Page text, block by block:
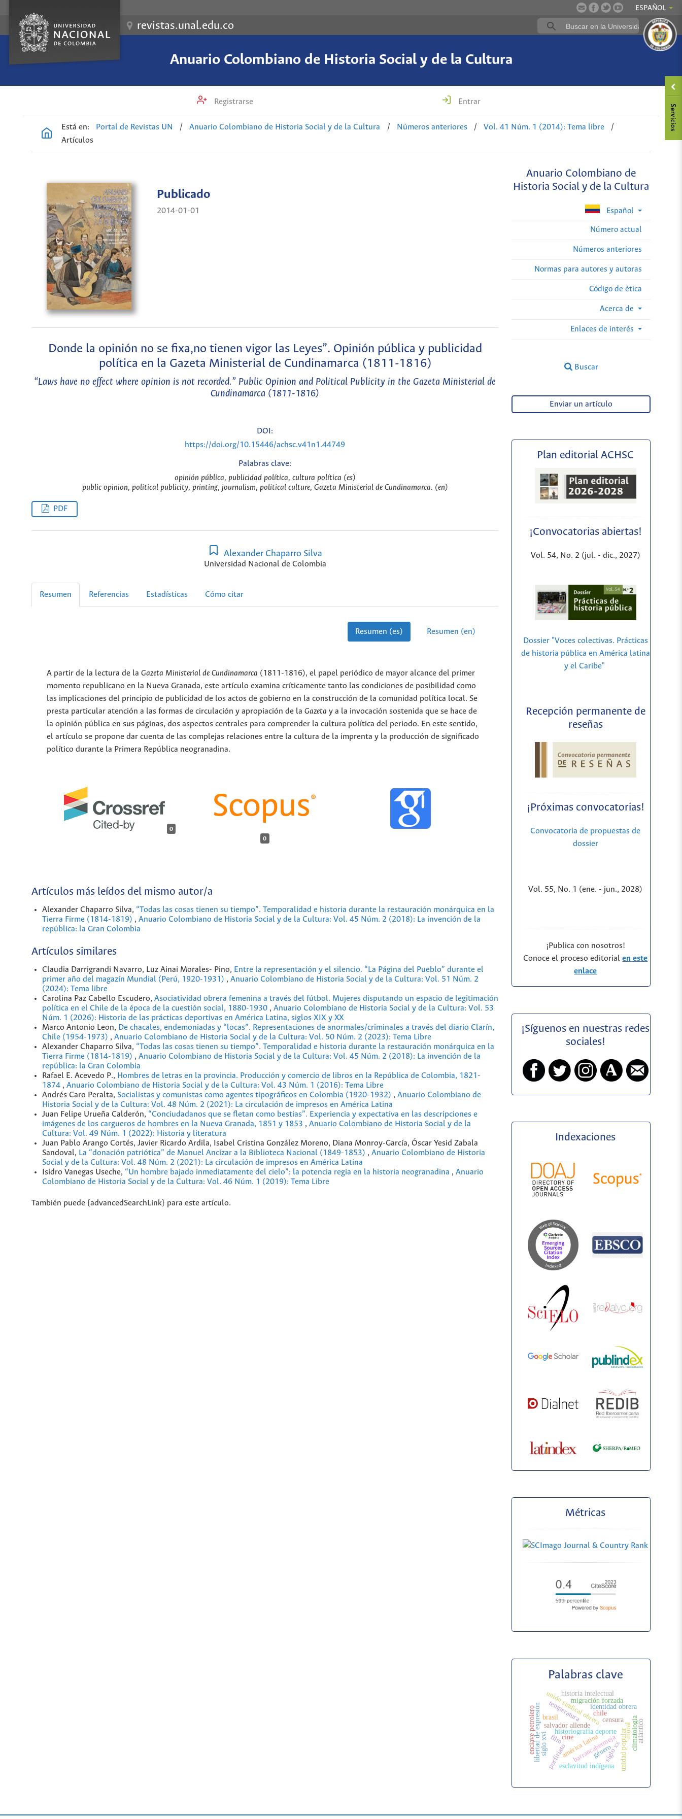
ESPAÑOL
revistas.unal.edu.co
Anuario Colombiano de Historia Social y de la Cultura
Registrarse Entrar
Está en: Portal de Revistas UN / Anuario Colombiano de Historia Social y de la Cultura / Números anteriores / Vol. 41 Núm. 1 (2014): Tema libre
/
Artículos
Anuario Colombiano de
Historia Social y de la Cultura
Español
Número actual
Números anteriores
Normas para autores y autoras
Código de ética
Acerca de
Enlaces de interés
Buscar
Publicado
2014-01-01
Donde la opinión no se fixa,no tienen vigor las Leyes”. Opinión pública y publicidad
política en la Gazeta Ministerial de Cundinamarca (1811-1816)
“Laws have no effect where opinion is not recorded.” Public Opinion and Political Publicity in the Gazeta Ministerial de
Cundinamarca (1811-1816)
DOI:
https://doi.org/10.15446/achsc.v41n1.44749
Palabras clave:
opinión pública, publicidad política, cultura política (es)
public opinion, political publicity, printing, journalism, political culture, Gazeta Ministerial de Cundinamarca. (en)
PDF
Alexander Chaparro Silva
Universidad Nacional de Colombia
Resumen Referencias Estadísticas Cómo citar
Resumen (es) Resumen (en)
A partir de la lectura de la Gazeta Ministerial de Cundinamarca (1811-1816), el papel periódico de mayor alcance del primer
momento republicano en la Nueva Granada, este artículo examina críticamente tanto las condiciones de posibilidad como
las implicaciones del principio de publicidad de los actos de gobierno en la construcción de la comunidad política local. Se
presta particular atención a las formas de circulación y apropiación de la Gazeta y a la invocación sostenida que se hace de
la opinión pública en sus páginas, dos aspectos centrales para comprender la cultura política del periodo. En este sentido,
el artículo se propone dar cuenta de las complejas relaciones entre la cultura de la imprenta y la producción de significado
político durante la Primera República neogranadina.
0
0
Artículos más leídos del mismo autor/a
Alexander Chaparro Silva, “Todas las cosas tienen su tiempo”. Temporalidad e historia durante la restauración monárquica en la
Tierra Firme (1814-1819) , Anuario Colombiano de Historia Social y de la Cultura: Vol. 45 Núm. 2 (2018): La invención de la
república: la Gran Colombia
Artículos similares
Claudia Darrigrandi Navarro, Luz Ainai Morales- Pino, Entre la representación y el silencio. “La Página del Pueblo” durante el
primer año del magazín Mundial (Perú, 1920-1931) , Anuario Colombiano de Historia Social y de la Cultura: Vol. 51 Núm. 2
(2024): Tema libre
Carolina Paz Cabello Escudero, Asociatividad obrera femenina a través del fútbol. Mujeres disputando un espacio de legitimación
política en el Chile de la época de la cuestión social, 1880-1930 , Anuario Colombiano de Historia Social y de la Cultura: Vol. 53
Núm. 1 (2026): Historia de las prácticas deportivas en América Latina, siglos XIX y XX
Marco Antonio Leon, De chacales, endemoniadas y “locas”. Representaciones de anormales/criminales a través del diario Clarín,
Chile (1954-1973) , Anuario Colombiano de Historia Social y de la Cultura: Vol. 50 Núm. 2 (2023): Tema Libre
Alexander Chaparro Silva, “Todas las cosas tienen su tiempo”. Temporalidad e historia durante la restauración monárquica en la
Tierra Firme (1814-1819) , Anuario Colombiano de Historia Social y de la Cultura: Vol. 45 Núm. 2 (2018): La invención de la
república: la Gran Colombia
Rafael E. Acevedo P., Hombres de letras en la provincia. Producción y comercio de libros en la República de Colombia, 1821-
1874 , Anuario Colombiano de Historia Social y de la Cultura: Vol. 43 Núm. 1 (2016): Tema Libre
Andrés Caro Peralta, Socialistas y comunistas como agentes tipográficos en Colombia (1920-1932) , Anuario Colombiano de
Historia Social y de la Cultura: Vol. 48 Núm. 2 (2021): La circulación de impresos en América Latina
Juan Felipe Urueña Calderón, “Conciudadanos que se fletan como bestias”. Experiencia y expectativa en las descripciones e
imágenes de los cargueros de hombres en la Nueva Granada, 1851 y 1853 , Anuario Colombiano de Historia Social y de la
Cultura: Vol. 49 Núm. 1 (2022): Historia y literatura
Juan Pablo Arango Cortés, Javier Ricardo Ardila, Isabel Cristina González Moreno, Diana Monroy-García, Óscar Yesid Zabala
Sandoval, La “donación patriótica” de Manuel Ancízar a la Biblioteca Nacional (1849-1853) , Anuario Colombiano de Historia
Social y de la Cultura: Vol. 48 Núm. 2 (2021): La circulación de impresos en América Latina
Isidro Vanegas Useche, “Un hombre bajado inmediatamente del cielo”: la potencia regia en la historia neogranadina , Anuario
Colombiano de Historia Social y de la Cultura: Vol. 46 Núm. 1 (2019): Tema Libre
También puede {advancedSearchLink} para este artículo.
Enviar un artículo
Plan editorial ACHSC
¡Convocatorias abiertas!
Vol. 54, No. 2 (jul. - dic., 2027)
Dossier "Voces colectivas. Prácticas
de historia pública en América latina
y el Caribe"
Recepción permanente de
reseñas
¡Próximas convocatorias!
Convocatoria de propuestas de
dossier
Vol. 55, No. 1 (ene. - jun., 2028)
¡Publica con nosotros!
Conoce el proceso editorialen este
enlace
¡Síguenos en nuestras redes
sociales!
Indexaciones
Métricas
Palabras clave
historiografía deporte
américa latina
censura
cine
film
chile
salvador allende
unidad popular
libertad de expresión barrancabermeja
enclave petrolero identidad obrera
moral
unión sindical obrera
esclavitud indígena
migración forzada
siglo xvi siglo xx
climatología
porfiriato
temperatura
brasil
historia intelectual
atlántico
género